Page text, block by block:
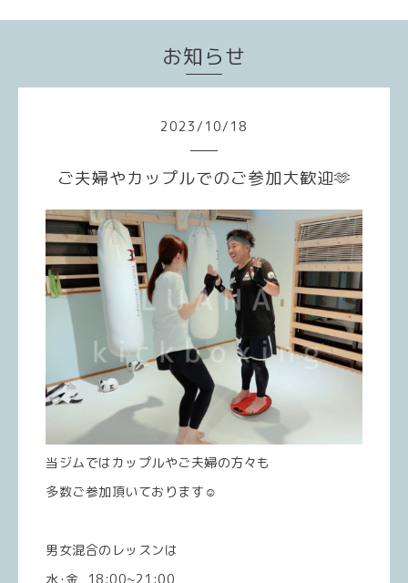
お知らせ
2023/ 10/ 18
ご夫婦やカップルでのご参加大歓迎🫶
当ジムではカップルやご夫婦の方々も
多数ご参加頂いております☺️
男女混合のレッスンは
水･金 18:00~21:00